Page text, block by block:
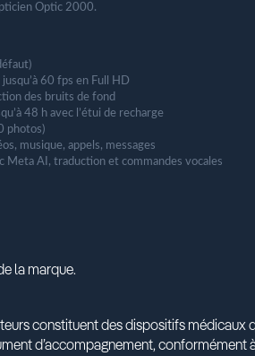
Optic 2000.
60 fps en Full HD
des bruits de fond
48 h avec l’étui de recharge
photos)
musique, appels, messages
Meta AI, traduction et commandes vocales
la marque.
constituent des dispositifs
d’accompagnement,